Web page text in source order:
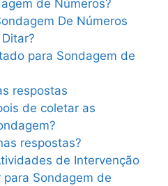
de Números?
De Números
para Sondagem de
respostas
de coletar as
respostas?
de Intervenção
Sondagem de